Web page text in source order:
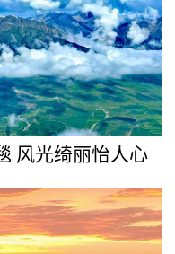
风光绮丽怡人心